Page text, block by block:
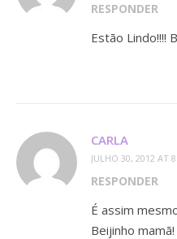
RESPONDER
Estão Lindo!!!!
CARLA
JULHO 30, 2012 AT
RESPONDER
É assim
Beijinho